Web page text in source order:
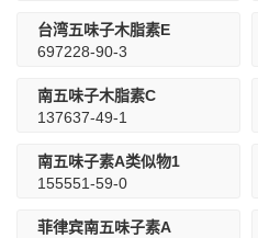
台湾五味子木脂素E
697228-90-3
南五味子木脂素C
137637-49-1
南五味子素A类似物1
155551-59-0
菲律宾南五味子素A